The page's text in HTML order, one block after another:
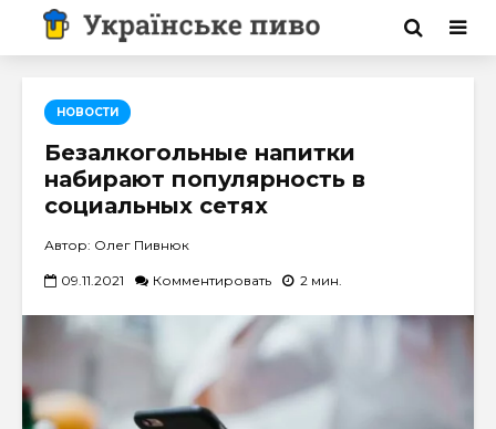
НОВОСТИ
Безалкогольные напитки
набирают популярность в
социальных сетях
Автор: Олег Пивнюк
09.11.2021 Комментировать 2 мин.